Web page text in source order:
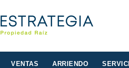
VENTAS ARRIENDO